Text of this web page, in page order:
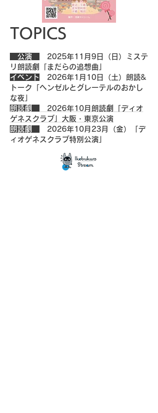
TOPICS
公演
2025年​11月9日（日）ミステ
リ朗読劇「まだらの追想曲」
イベント
2026年​1月10日（土）朗読&
トーク「ヘンゼルとグレーテルのおかし
な夜」
朗読劇
2026年​10月朗読劇「ディオ
ゲネスクラブ」大阪・東京公演
朗読劇
2026年​10月23月（金）「デ
ィオゲネスクラブ特別公演」